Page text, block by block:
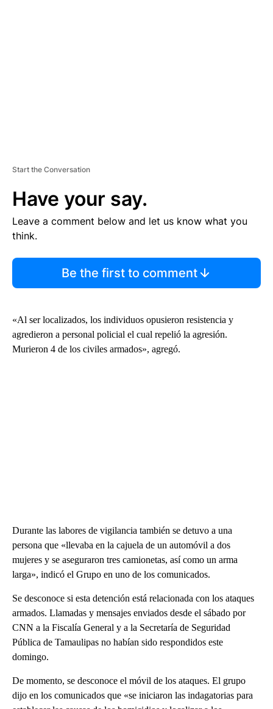
Start the Conversation
Have your say.
Leave a comment below and let us know what you
think.
Be the first to comment
«Al ser localizados, los individuos opusieron resistencia y
agredieron a personal policial el cual repelió la agresión.
Murieron 4 de los civiles armados», agregó.
Durante las labores de vigilancia también se detuvo a una
persona que «llevaba en la cajuela de un automóvil a dos
mujeres y se aseguraron tres camionetas, así como un arma
larga», indicó el Grupo en uno de los comunicados.
Se desconoce si esta detención está relacionada con los ataques
armados. Llamadas y mensajes enviados desde el sábado por
CNN a la Fiscalía General y a la Secretaría de Seguridad
Pública de Tamaulipas no habían sido respondidos este
domingo.
De momento, se desconoce el móvil de los ataques. El grupo
dijo en los comunicados que «se iniciaron las indagatorias para